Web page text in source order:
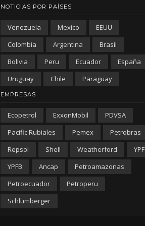
NOTICIAS POR PAÍSES
Venezuela Mexico
EEUU
Colombia
Argentina
Brasil
Bolivia
Peru Ecuador
España
Uruguay
Chile Paraguay
EMPRESAS
Ecopetrol ExxonMobil
PDVSA
Pacific Rubiales
Pemex
Petrobras
Repsol
Shell Weatherford
YPF
YPFB
Ancap
Petroamazonas
Petroecuador
Petroperu
Schlumberger